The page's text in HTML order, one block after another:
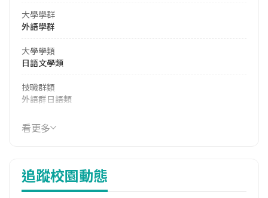
大學學群
外語學群
大學學類
日語文學類
技職群類
外語群日語類
114年學費
38,046 元/學期
9,220 元/學期
看更多
追蹤校園動態